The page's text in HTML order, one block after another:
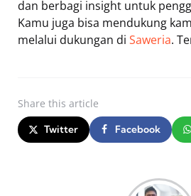
dan berbagi insight untuk
Kamu juga bisa mendukung
melalui dukungan di Saweria.
Share this article
Twitter Facebook